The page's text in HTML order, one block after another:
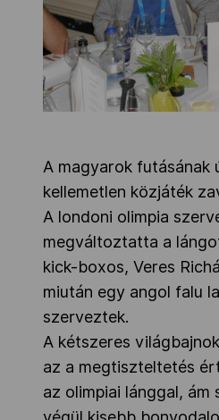
A magyarok futásának
kellemetlen közjáték
A londoni olimpia
megváltoztatta a
kick-boxos, Veres
miután egy angol falu
szerveztek.
A kétszeres
az a megtiszteltetés
az olimpiai lánggal, ám